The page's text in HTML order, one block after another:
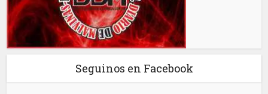
Seguinos en Facebook